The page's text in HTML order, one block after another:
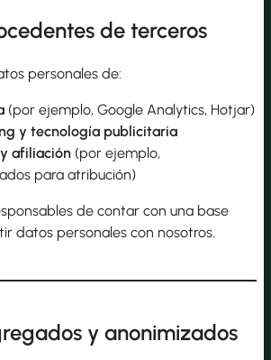
de terceros
personales de:
(por ejemplo, Google Analytics, Hotjar)
y tecnología publicitaria
afiliación (por ejemplo,
para atribución)
de contar con una base
datos personales con nosotros.
y anonimizados